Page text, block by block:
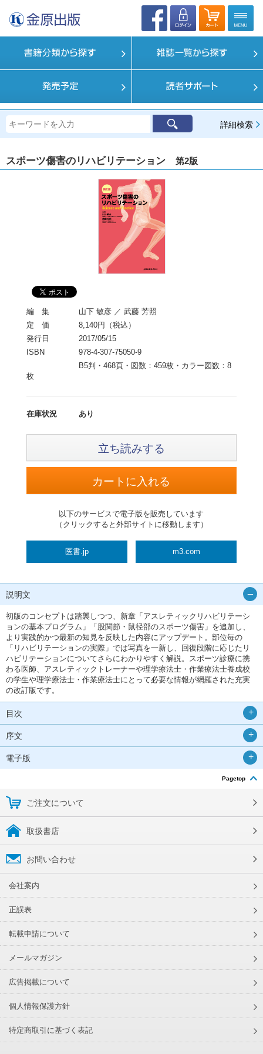
詳細検索
スポーツ傷害のリハビリテーション 第2版
編 集
山下 敏彦 ／ 武藤 芳照
定 価
8,140円（税込）
発行日
2017/05/15
ISBN
978-4-307-75050-9
B5判・468頁・図数：459枚・カラー図数：8
枚
在庫状況 あり
立ち読みする
以下のサービスで電子版を販売しています
（クリックすると外部サイトに移動します）
医書.jp m3.com
説明文
初版のコンセプトは踏襲しつつ、新章「アスレティックリハビリテーシ
ョンの基本プログラム」「股関節・鼠径部のスポーツ傷害」を追加し、
より実践的かつ最新の知見を反映した内容にアップデート。部位毎の
「リハビリテーションの実際」では写真を一新し、回復段階に応じたリ
ハビリテーションについてさらにわかりやすく解説。スポーツ診療に携
わる医師、アスレティックトレーナーや理学療法士・作業療法士養成校
の学生や理学療法士・作業療法士にとって必要な情報が網羅された充実
の改訂版です。
目次
序文
電子版
Pagetop
ご注文について
取扱書店
お問い合わせ
会社案内
正誤表
転載申請について
メールマガジン
広告掲載について
個人情報保護方針
特定商取引に基づく表記